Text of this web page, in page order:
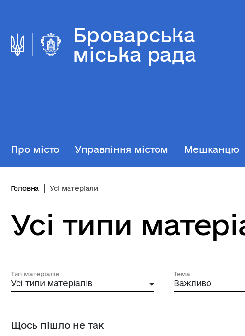
Броварська
міська рада
Про місто Управління містом Мешканцю
Головна Усі матеріали
Усі типи
Тип матеріалів
Усі типи матеріалів
Тема
Важливо
Щось пішло не так